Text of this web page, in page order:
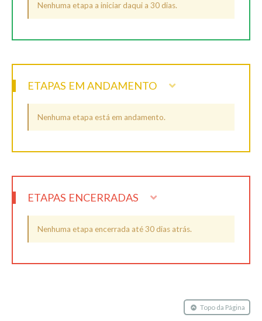
Nenhuma etapa a iniciar daqui a 30 dias.
ETAPAS EM ANDAMENTO
Nenhuma etapa está em andamento.
ETAPAS ENCERRADAS
Nenhuma etapa encerrada até 30 dias atrás.
Topo da Página